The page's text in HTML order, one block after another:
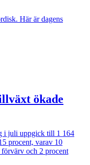
Här är dagens
ökade
i juli uppgick till 1 164
procent, varav 10
och 2 procent